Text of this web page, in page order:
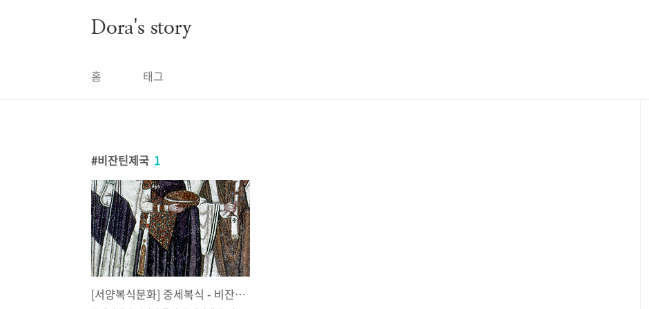
Dora's story
홈 태그
비잔틴제국 1
[서양복식문화] 중세복식 - 비잔틴 제국의 복식